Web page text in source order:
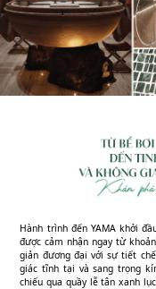
Hành trình đến YAMA khởi
được cảm nhận ngay từ
giản đương đại với sự tiết
giác tĩnh tại và sang trọng
chiếu qua quầy lễ tân xanh